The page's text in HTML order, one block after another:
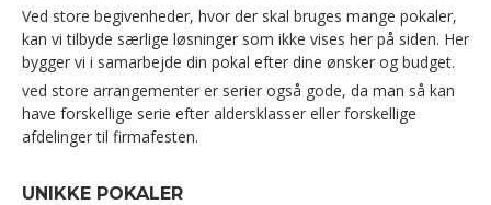
Ved store begivenheder, hvor der skal bruges mange pokaler,
kan vi tilbyde særlige løsninger som ikke vises her på siden. Her
bygger vi i samarbejde din pokal efter dine ønsker og budget.
ved store arrangementer er serier også gode, da man så kan
have forskellige serie efter aldersklasser eller forskellige
afdelinger til firmafesten.
UNIKKE POKALER